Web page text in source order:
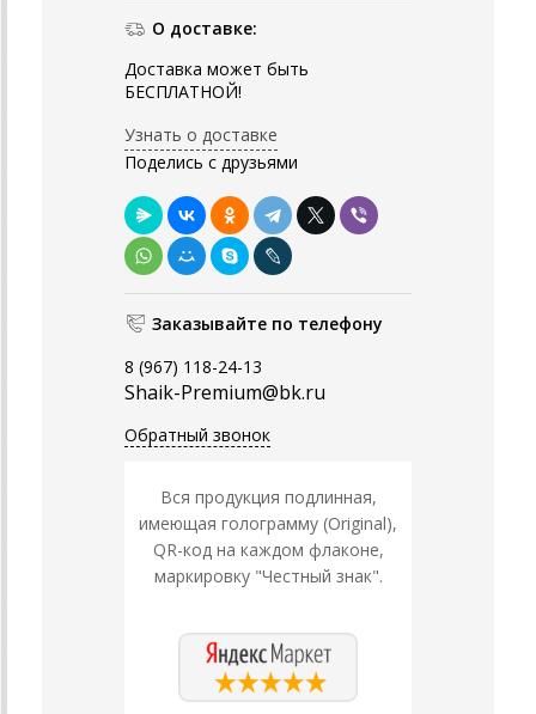
О доставке:
Доставка может быть
БЕСПЛАТНОЙ!
Узнать о доставке
Поделись с друзьями
Заказывайте по телефону
8 (967) 118-24-13
Shaik-Premium@bk.ru
Обратный звонок
Вся продукция подлинная,
имеющая голограмму (Original),
QR-код на каждом флаконе,
маркировку "Честный знак".